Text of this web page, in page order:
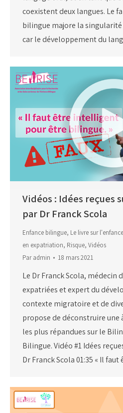
coexistent deux langues. Le
bilingue majore la
car le développement du
Vidéos : Idées reçues
par Dr Franck Scola
Enfance bilingue, Le livre sur
en expatriation, Risque, Vidéos
Paradmin 18 mars 2021
Le Dr Franck Scola, médecin
expatriées et expert du
contexte migratoire et de
propose de déconstruire une
les plus répandues sur le
Bilingue. Vidéo #1 Idées
Dr Franck Scola 01:35 « Il